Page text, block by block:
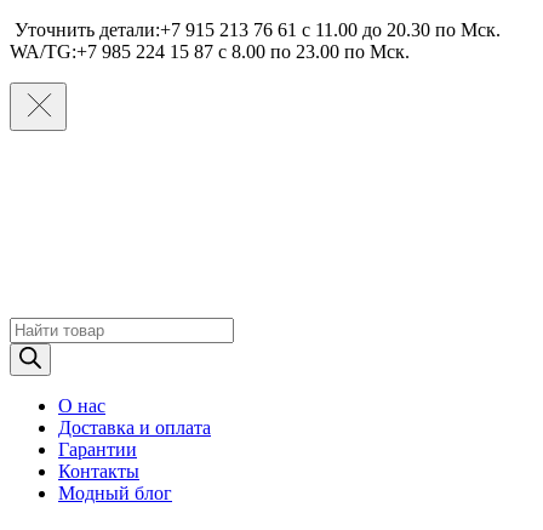
Уточнить детали:+7 915 213 76 61 c 11.00 до 20.30 по Мcк.
WA/TG:+7 985 224 15 87 c 8.00 по 23.00 по Мcк.
Поиск
товаров
О нас
Доставка и оплата
Гарантии
Контакты
Модный блог